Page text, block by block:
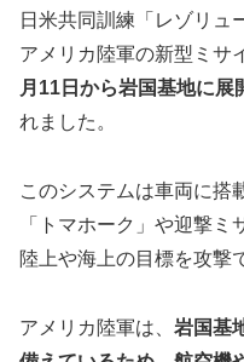
日米共同訓練「レゾリュ
アメリカ陸軍の新型ミサ
月11日から岩国基地に展
れました。
このシステムは車両に搭
「トマホーク」や迎撃ミ
陸上や海上の目標を攻撃
アメリカ陸軍は、 岩国基